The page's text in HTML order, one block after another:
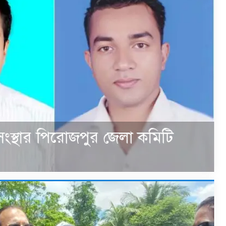
পিরোজপুর জেলা কমিটি